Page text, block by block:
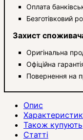
Оплата
Безготівковий
Захист
Оригінальна
Офіційна
Повернення на
Опис
Також купують
Статті